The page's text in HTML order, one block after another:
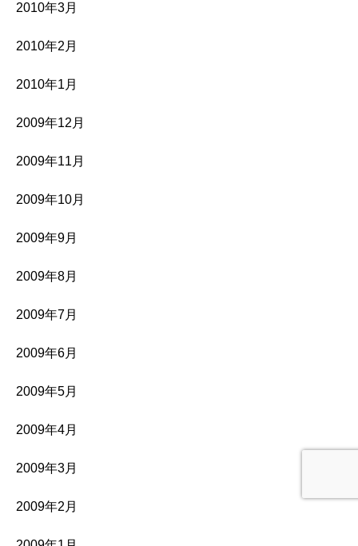
2010年3月
2010年2月
2010年1月
2009年12月
2009年11月
2009年10月
2009年9月
2009年8月
2009年7月
2009年6月
2009年5月
2009年4月
2009年3月
2009年2月